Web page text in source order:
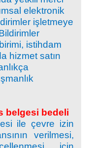
elektronik
işletmeye
istihdam
hizmet satın
belgesi bedeli
ile çevre izin
verilmesi,